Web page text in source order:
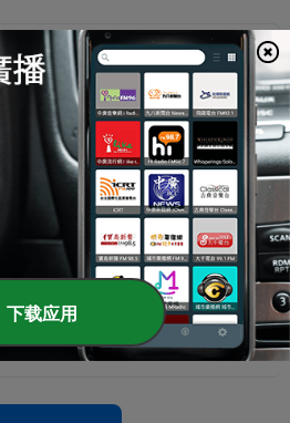
猴大恐龙一起大闹游乐场吧
派对
下载应用